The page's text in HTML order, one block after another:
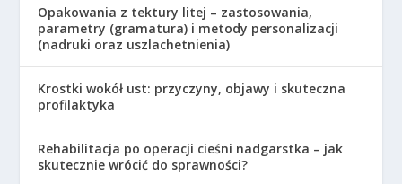
Opakowania z tektury litej – zastosowania,
parametry (gramatura) i metody personalizacji
(nadruki oraz uszlachetnienia)
Krostki wokół ust: przyczyny, objawy i skuteczna
profilaktyka
Rehabilitacja po operacji cieśni nadgarstka – jak
skutecznie wrócić do sprawności?